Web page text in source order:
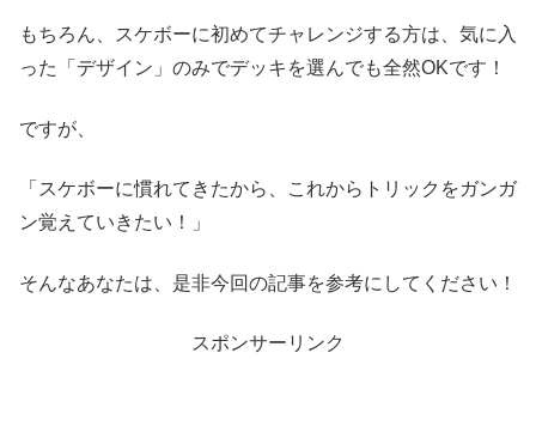
もちろん、スケボーに初めてチャレンジする方は、気に入
った「デザイン」のみでデッキを選んでも全然OKです！
ですが、
「スケボーに慣れてきたから、これからトリックをガンガ
ン覚えていきたい！」
そんなあなたは、是非今回の記事を参考にしてください！
スポンサーリンク